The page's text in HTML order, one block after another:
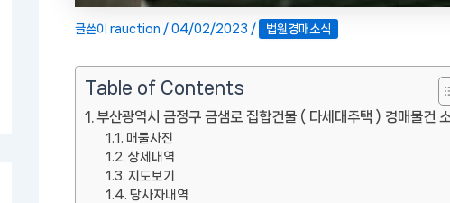
글쓴이 rauction / 04/02/2023 / 법원경매소식
Table of Contents
부산광역시 금정구 금샘로 집합건물 ( 다세대주택 ) 경매물건
매물사진
상세내역
지도보기
당사자내역